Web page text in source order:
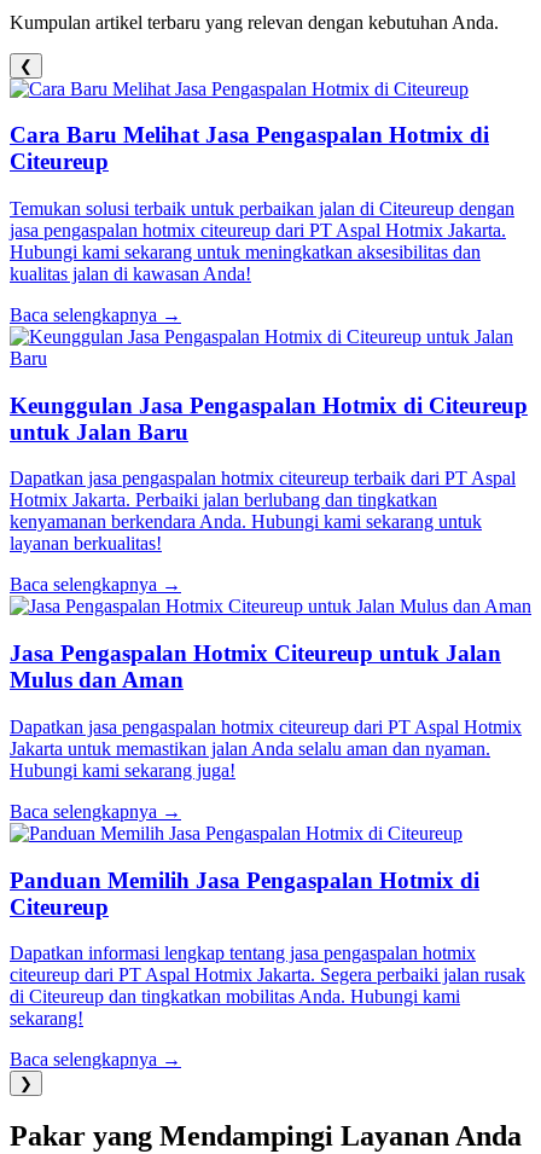
Kumpulan artikel terbaru yang relevan dengan kebutuhan Anda.
❮
Cara Baru Melihat Jasa Pengaspalan Hotmix di
Citeureup
Temukan solusi terbaik untuk perbaikan jalan di Citeureup dengan
jasa pengaspalan hotmix citeureup dari PT Aspal Hotmix Jakarta.
Hubungi kami sekarang untuk meningkatkan aksesibilitas dan
kualitas jalan di kawasan Anda!
Baca selengkapnya →
Keunggulan Jasa Pengaspalan Hotmix di Citeureup
untuk Jalan Baru
Dapatkan jasa pengaspalan hotmix citeureup terbaik dari PT Aspal
Hotmix Jakarta. Perbaiki jalan berlubang dan tingkatkan
kenyamanan berkendara Anda. Hubungi kami sekarang untuk
layanan berkualitas!
Baca selengkapnya →
Jasa Pengaspalan Hotmix Citeureup untuk Jalan
Mulus dan Aman
Dapatkan jasa pengaspalan hotmix citeureup dari PT Aspal Hotmix
Jakarta untuk memastikan jalan Anda selalu aman dan nyaman.
Hubungi kami sekarang juga!
Baca selengkapnya →
Panduan Memilih Jasa Pengaspalan Hotmix di
Citeureup
Dapatkan informasi lengkap tentang jasa pengaspalan hotmix
citeureup dari PT Aspal Hotmix Jakarta. Segera perbaiki jalan rusak
di Citeureup dan tingkatkan mobilitas Anda. Hubungi kami
sekarang!
Baca selengkapnya →
❯
Pakar yang Mendampingi Layanan Anda